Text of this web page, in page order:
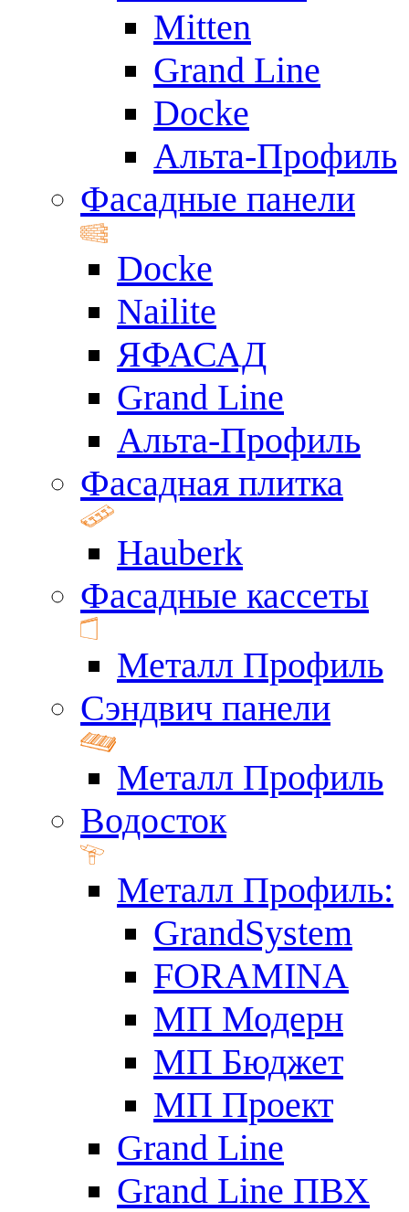
Mitten
Grand Line
Docke
Альта-Профиль
Фасадные панели
Docke
Nailite
ЯФАСАД
Grand Line
Альта-Профиль
Фасадная плитка
Hauberk
Фасадные кассеты
Металл Профиль
Сэндвич панели
Металл Профиль
Водосток
Металл Профиль:
GrandSystem
FORAMINA
МП Модерн
МП Бюджет
МП Проект
Grand Line
Grand Line ПВХ